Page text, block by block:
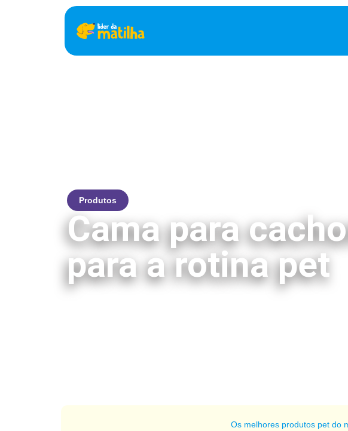
Produtos
Cama para
para a rotina pet
Os melhores produtos pet do